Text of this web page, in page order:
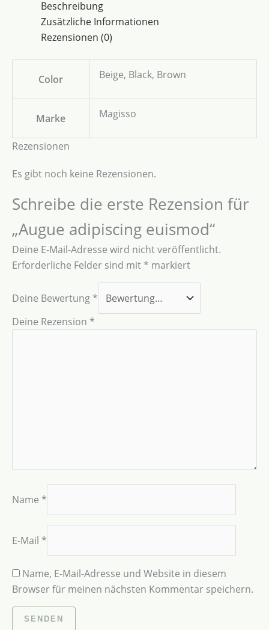
Beschreibung
Zusätzliche Informationen
Rezensionen (0)
Color Beige, Black, Brown
Marke Magisso
Rezensionen
Es gibt noch keine Rezensionen.
Schreibe die erste Rezension für
„Augue adipiscing euismod“
Deine E-Mail-Adresse wird nicht veröffentlicht.
Erforderliche Felder sind mit * markiert
Deine Bewertung *
Deine Rezension *
Name *
E-Mail *
Name, E-Mail-Adresse und Website in diesem
Browser für meinen nächsten Kommentar speichern.